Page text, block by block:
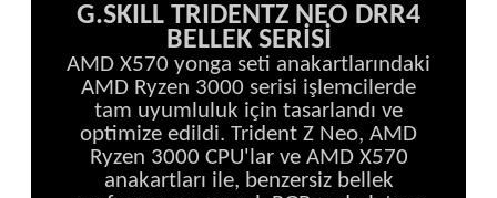
G.SKILL TRIDENTZ NEO DRR4
BELLEK SERİSİ
AMD X570 yonga seti anakartlarındaki
AMD Ryzen 3000 serisi işlemcilerde
tam uyumluluk için tasarlandı ve
optimize edildi. Trident Z Neo, AMD
Ryzen 3000 CPU'lar ve AMD X570
anakartları ile, benzersiz bellek